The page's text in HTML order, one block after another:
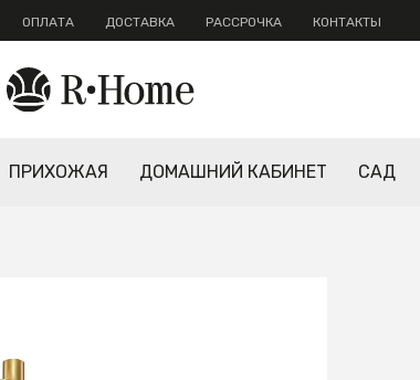
ОПЛАТА ДОСТАВКА РАССРОЧКА КОНТАКТЫ
ПРИХОЖАЯ ДОМАШНИЙ КАБИНЕТ САД